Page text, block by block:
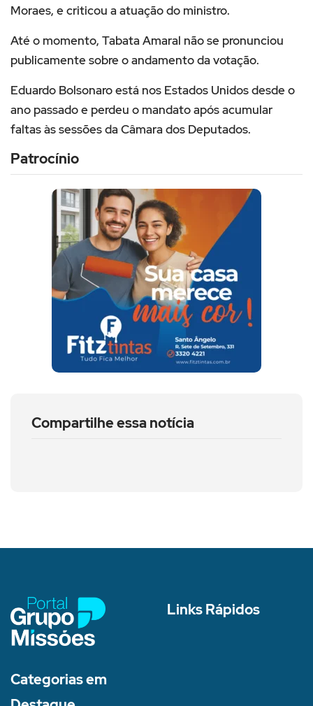
Moraes, e criticou a atuação do ministro.
Até o momento, Tabata Amaral não se pronunciou
publicamente sobre o andamento da votação.
Eduardo Bolsonaro está nos Estados Unidos desde o
ano passado e perdeu o mandato após acumular
faltas às sessões da Câmara dos Deputados.
Patrocínio
Compartilhe essa notícia
Links Rápidos
Categorias em